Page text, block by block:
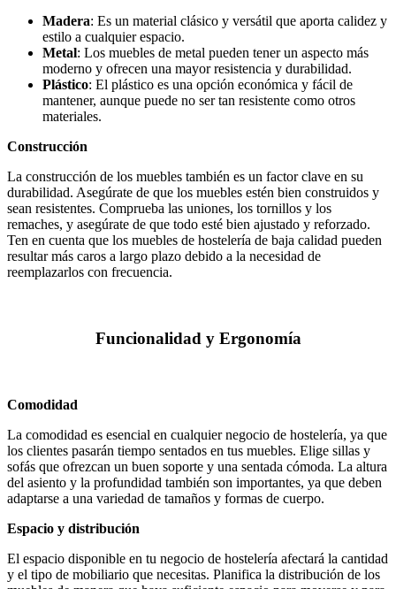
Madera: Es un material clásico y versátil que aporta calidez y
estilo a cualquier espacio.
Metal: Los muebles de metal pueden tener un aspecto más
moderno y ofrecen una mayor resistencia y durabilidad.
Plástico: El plástico es una opción económica y fácil de
mantener, aunque puede no ser tan resistente como otros
materiales.
Construcción
La construcción de los muebles también es un factor clave en su
durabilidad. Asegúrate de que los muebles estén bien construidos y
sean resistentes. Comprueba las uniones, los tornillos y los
remaches, y asegúrate de que todo esté bien ajustado y reforzado.
Ten en cuenta que los muebles de hostelería de baja calidad pueden
resultar más caros a largo plazo debido a la necesidad de
reemplazarlos con frecuencia.
Funcionalidad y Ergonomía
Comodidad
La comodidad es esencial en cualquier negocio de hostelería, ya que
los clientes pasarán tiempo sentados en tus muebles. Elige sillas y
sofás que ofrezcan un buen soporte y una sentada cómoda. La altura
del asiento y la profundidad también son importantes, ya que deben
adaptarse a una variedad de tamaños y formas de cuerpo.
Espacio y distribución
El espacio disponible en tu negocio de hostelería afectará la cantidad
y el tipo de mobiliario que necesitas. Planifica la distribución de los